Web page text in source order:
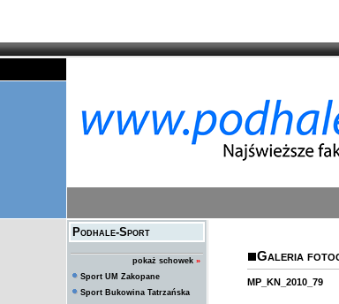
Podhale-Sport
pokaż schowek »
Sport UM Zakopane
Sport Bukowina Tatrzańska
Galeria
MP_KN_2010_79